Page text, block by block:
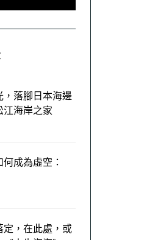
落腳日本海邊
江海岸之家
成為虛空：
，在此處，或